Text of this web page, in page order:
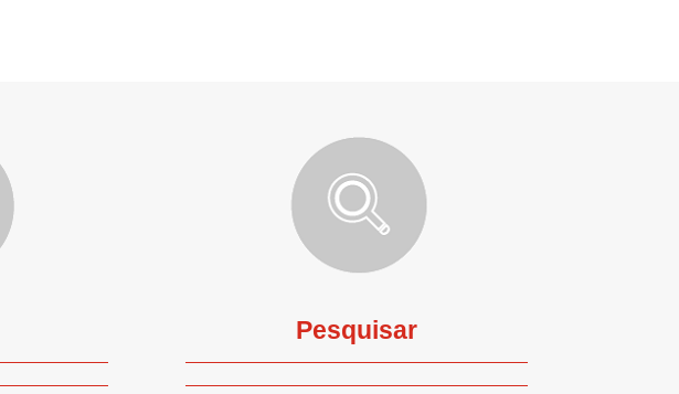
Pesquisar